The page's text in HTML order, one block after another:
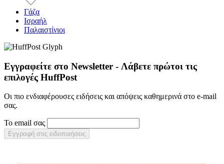
Γάζα
Ισραήλ
Παλαιστίνιοι
Εγγραφείτε στο Newsletter - Λάβετε πρώτοι τις
επιλογές HuffPost
Οι πιο ενδιαφέρουσες ειδήσεις και απόψεις καθημερινά στο e-mail
σας.
Το email σας
Εγγραφή στις ειδοποιήσεις